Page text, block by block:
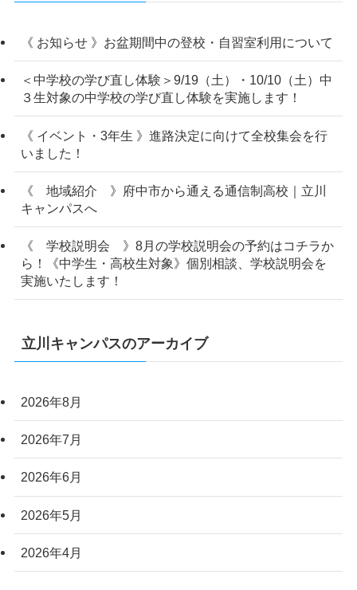
《 お知らせ 》お盆期間中の登校・自習室利用について
＜中学校の学び直し体験＞9/19（土）・10/10（土）中
３生対象の中学校の学び直し体験を実施します！
《 イベント・3年生 》進路決定に向けて全校集会を行
いました！
《 地域紹介 》府中市から通える通信制高校｜立川
キャンパスへ
《 学校説明会 》8月の学校説明会の予約はコチラか
ら！《中学生・高校生対象》個別相談、学校説明会を
実施いたします！
立川キャンパスのアーカイブ
2026年8月
2026年7月
2026年6月
2026年5月
2026年4月